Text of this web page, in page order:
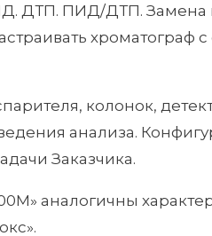
ДТП. ПИД/ДТП. Замена
хроматограф
колонок,
анализа.
Заказчика.
аналогичны